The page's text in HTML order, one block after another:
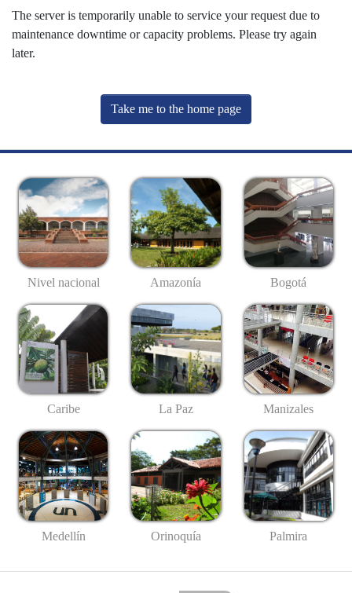
The server is temporarily unable to service your request due to
maintenance downtime or capacity problems. Please try again
later.
Take me to the home page
Nivel nacional Amazonía Bogotá
Caribe La Paz Manizales
Medellín Orinoquía Palmira